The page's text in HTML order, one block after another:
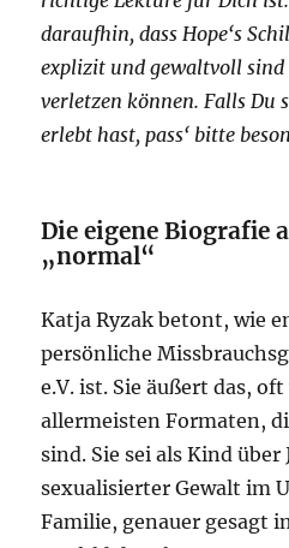
daraufhin, dass Hope‘s
explizit und gewaltvoll sind
verletzen können. Falls Du
erlebt hast, pass‘ bitte
Die eigene Biografie
„normal“
Katja Ryzak betont, wie
persönliche
e.V. ist. Sie äußert das,
allermeisten Formaten,
sind. Sie sei als Kind
sexualisierter Gewalt im
Familie, genauer gesagt